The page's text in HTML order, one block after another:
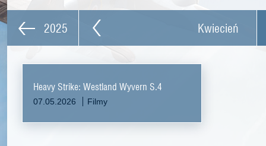
2025 Kwiecień
Heavy Strike: Westland Wyvern S.4
07.05.2026 Filmy